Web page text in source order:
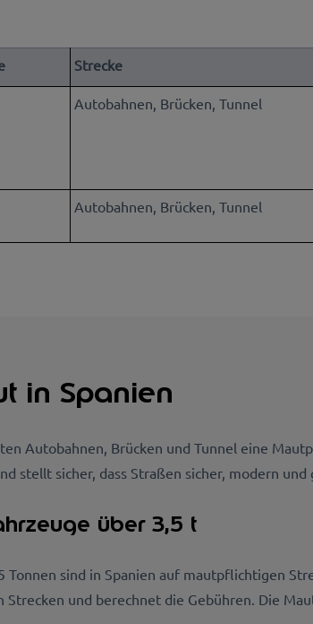
Strecke
Autobahnen, Brücken, Tunnel
Autobahnen, Brücken, Tunnel
in Spanien
Autobahnen, Brücken und Tunnel eine
stellt sicher, dass Straßen sicher, modern und
über 3,5 t
Tonnen sind in Spanien auf mautpflichtigen
und berechnet die Gebühren. Die